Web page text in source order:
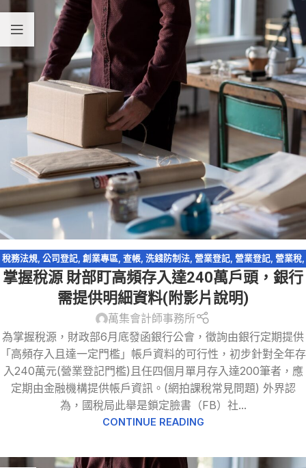
稅務法規, 公司登記, 創業專區, 查帳, 洗錢防制法, 營業登記, 營業登記, 營業稅,
網路交易課稅,網路拍賣,網路購物 ,跨境電商, 電子商務,電子發票
掌握稅源 財部盯高頻存入達240萬戶頭，銀行
需提供明細資料(附影片說明)
萬集會計師事務所
為掌握稅源，財政部6月底發函銀行公會，徵詢由銀行定期提供
「高頻存入且達一定門檻」帳戶資料的可行性，初步針對全年存
入240萬元(營業登記門檻)且任四個月單月存入達200筆者，應
定期由金融機構提供帳戶資訊。(網拍課稅常見問題) 外界認
為，國稅局此舉是鎖定臉書（FB）社...
CONTINUE READING